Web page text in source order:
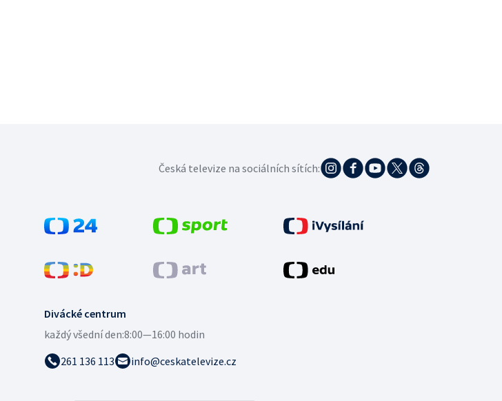
Divácké centrum
každý všední den:8:00—16:00 hodin
261 136 113
info@ceskatelevize.cz
Česká televize na sociálních sítích: